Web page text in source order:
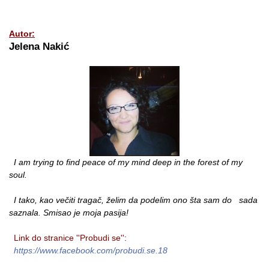
Autor:
Jelena Nakić
I am trying to find peace of my mind deep in the forest of my
soul.
I tako, kao večiti tragač, želim da podelim ono šta sam do sada
saznala. Smisao je moja pasija!
Link do stranice ''Probudi se'':
https://www.facebook.com/probudi.se.18